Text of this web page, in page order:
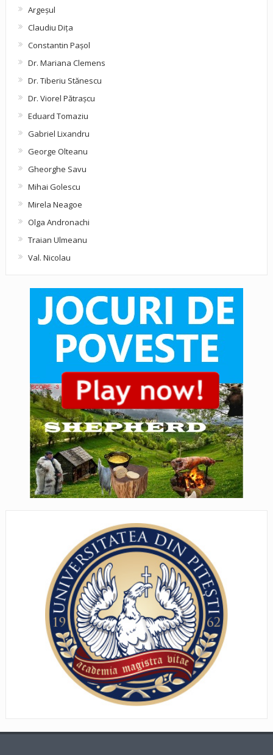
Argeşul
Claudiu Diţa
Constantin Pașol
Dr. Mariana Clemens
Dr. Tiberiu Stănescu
Dr. Viorel Pătraşcu
Eduard Tomaziu
Gabriel Lixandru
George Olteanu
Gheorghe Savu
Mihai Golescu
Mirela Neagoe
Olga Andronachi
Traian Ulmeanu
Val. Nicolau